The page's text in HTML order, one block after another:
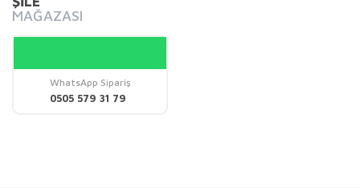
MAĞAZASI
WhatsApp Sipariş
0505 579 31 79